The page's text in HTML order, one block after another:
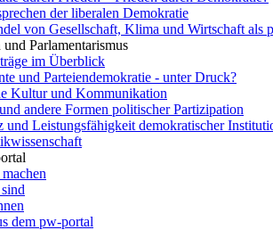
der liberalen Demokratie
von Gesellschaft, Klima und Wirtschaft als
und Parlamentarismus
im Überblick
und Parteiendemokratie - unter Druck?
Kultur und Kommunikation
andere Formen politischer Partizipation
und Leistungsfähigkeit demokratischer
dem pw-portal